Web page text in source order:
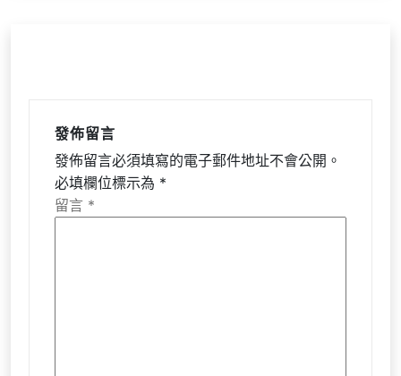
發佈留言
發佈留言必須填寫的電子郵件地址不會公開。
必填欄位標示為 *
留言 *